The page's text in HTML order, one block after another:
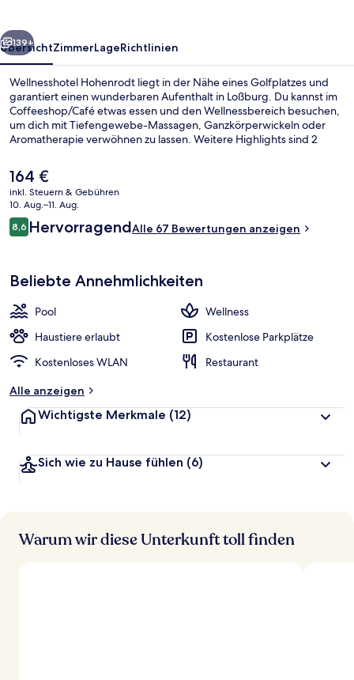
Weiter
139+
ÜbersichtZimmerLageRichtlinien
Wellnesshotel Hohenrodt liegt in der Nähe eines Golfplatzes und
garantiert einen wunderbaren Aufenthalt in Loßburg. Du kannst im
Coffeeshop/Café etwas essen und den Wellnessbereich besuchen,
um dich mit Tiefengewebe-Massagen, Ganzkörperwickeln oder
Aromatherapie verwöhnen zu lassen. Weitere Highlights sind 2
Der
aktuelle
Preis
beträgt
164 €.
164 €
inkl. Steuern & Gebühren
10. Aug.–11. Aug.
Bewertungen
8,68,6 von 10.
HervorragendAlle 67 Bewertungen anzeigen
Beliebte Annehmlichkeiten
Pool
Wellness
Haustiere erlaubt
Kostenlose Parkplätze
Kostenloses WLAN
Restaurant
Alle anzeigen
Wichtigste Merkmale (12)
Sich wie zu Hause fühlen (6)
Warum wir diese Unterkunft toll finden